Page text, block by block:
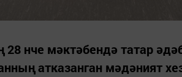
нче мәктәбендә татар
атказанган мәдәният